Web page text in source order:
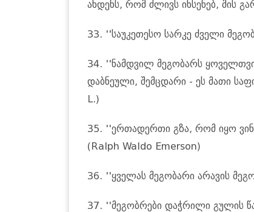
ახდენს, რომ ძლივს იხსენებ, მის
33. ''საუკეთესო სარკე ძველი
34. ''ნამდვილ მეგობარს
დაბნეული, შემცდარი - ეს მათი
L.)
35. ''ერთადერთი გზა, რომ იყო
(Ralph Waldo Emerson)
36. ''ყველას მეგობარი არავის
37. ''მეგობრები დაჭრილი გულის